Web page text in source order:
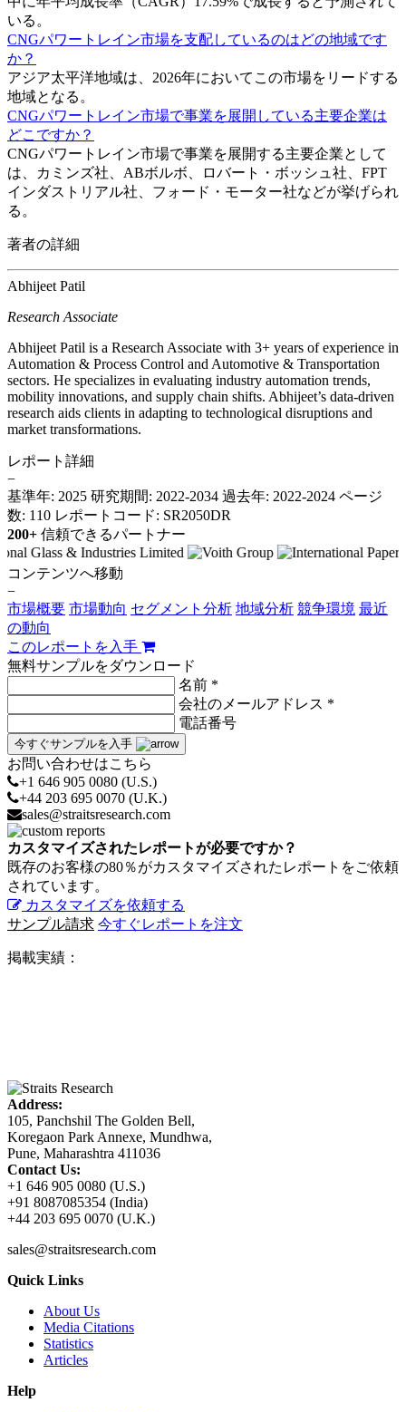
いる。
CNGパワートレイン市場を支配しているのはどの地域です
か？
アジア太平洋地域は、2026年においてこの市場をリードする
地域となる。
CNGパワートレイン市場で事業を展開している主要企業は
どこですか？
CNGパワートレイン市場で事業を展開する主要企業として
は、カミンズ社、ABボルボ、ロバート・ボッシュ社、FPT
インダストリアル社、フォード・モーター社などが挙げられ
る。
著者の詳細
Abhijeet Patil
Research Associate
Abhijeet Patil is a Research Associate with 3+ years of experience in
Automation & Process Control and Automotive & Transportation
sectors. He specializes in evaluating industry automation trends,
mobility innovations, and supply chain shifts. Abhijeet’s data-driven
research aids clients in adapting to technological disruptions and
market transformations.
レポート詳細
−
基準年: 2025 研究期間: 2022-2034 過去年: 2022-2024 ページ
数: 110 レポートコード: SR2050DR
200+ 信頼できるパートナー
コンテンツへ移動
−
市場概要 市場動向 セグメント分析 地域分析 競争環境 最近
の動向
このレポートを入手
無料サンプルをダウンロード
名前 *
会社のメールアドレス *
電話番号
今すぐサンプルを入手
お問い合わせはこちら
+1 646 905 0080 (U.S.)
+44 203 695 0070 (U.K.)
sales@straitsresearch.com
カスタマイズされたレポートが必要ですか？
既存のお客様の80％がカスタマイズされたレポートをご依頼
されています。
カスタマイズを依頼する
サンプル請求 今すぐレポートを注文
掲載実績：
Address:
105, Panchshil The Golden Bell,
Koregaon Park Annexe, Mundhwa,
Pune, Maharashtra 411036
Contact Us:
+1 646 905 0080 (U.S.)
+91 8087085354 (India)
+44 203 695 0070 (U.K.)
sales@straitsresearch.com
Quick Links
About Us
Media Citations
Statistics
Articles
Help